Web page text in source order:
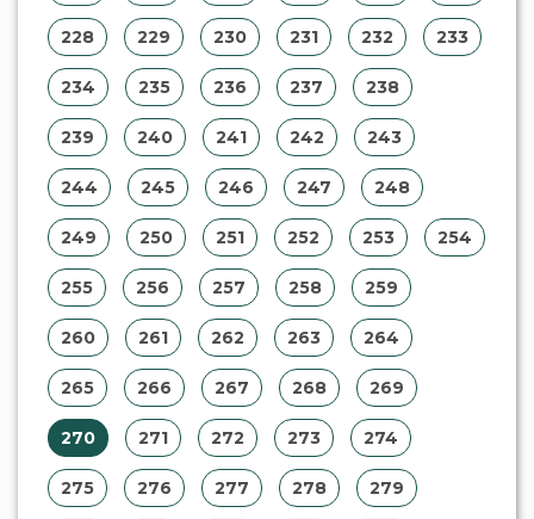
228 229 230 231 232 233
234 235 236 237 238
239 240 241 242 243
244 245 246 247 248
249 250 251 252 253 254
255 256 257 258 259
260 261 262 263 264
265 266 267 268 269
270 271 272 273 274
275 276 277 278 279